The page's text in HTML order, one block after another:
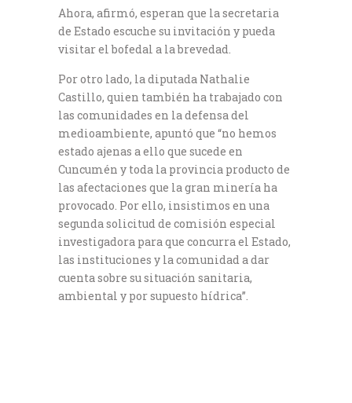
Ahora, afirmó, esperan que la secretaria
de Estado escuche su invitación y pueda
visitar el bofedal a la brevedad.
Por otro lado, la diputada Nathalie
Castillo, quien también ha trabajado con
las comunidades en la defensa del
medioambiente, apuntó que “no hemos
estado ajenas a ello que sucede en
Cuncumén y toda la provincia producto de
las afectaciones que la gran minería ha
provocado. Por ello, insistimos en una
segunda solicitud de comisión especial
investigadora para que concurra el Estado,
las instituciones y la comunidad a dar
cuenta sobre su situación sanitaria,
ambiental y por supuesto hídrica”.